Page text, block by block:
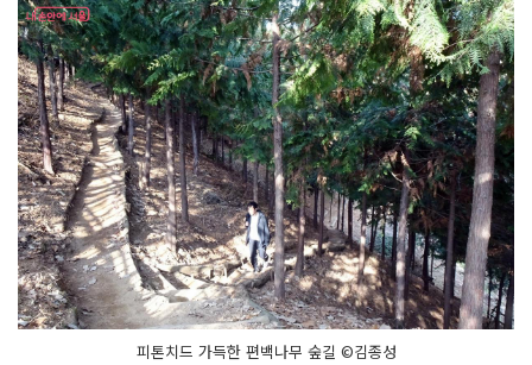
피톤치드 가득한 편백나무 숲길 ©김종성